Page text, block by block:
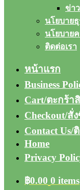
ข่า
นโยบาย
นโยบาย
ติดต่อเรา
หน้าแรก
Business
Cart/ตะกร้า
Checkout/สั่
Contact Us/
Home
Privacy
฿0.00 0 items